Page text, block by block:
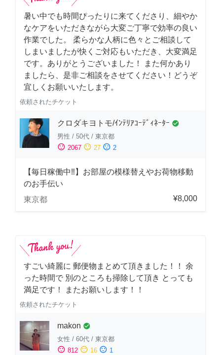
暑い中でも時間ぴったりに来てくださり、細やか
なケアをいただきながら大変ご丁寧で効率の良い
作業でした。 柔らかな人柄に色々とご相談して
しまいましたが快くご対応もいただき、大変満足
です。ありがとうございました！ また何かあり
ましたら、是非ご相談をさせてください！どうぞ
宜しくお願いいたします。
依頼されたチケット
クロダキヨトモ/ｲﾝﾃﾘｱｺｰﾃﾞｨﾈｰﾀｰ check_circle
男性 / 50代 / 東京都
sentiment_satisfied 2067 sentiment_neutral 27 sentiment_dissatisfied 2
【毎日稼働中‼︎】お部屋の模様替えやお荷物移動
のお手伝い
東京都
¥8,000
すごい綺麗に 郵便物まとめて頂きました！！ 余
った時間で 別のところも掃除して頂き とっても
満足です！ またお願いします！！
依頼されたチケット
makon check_circle
女性 / 60代 / 東京都
sentiment_satisfied 812 sentiment_neutral 16 sentiment_dissatisfied 1